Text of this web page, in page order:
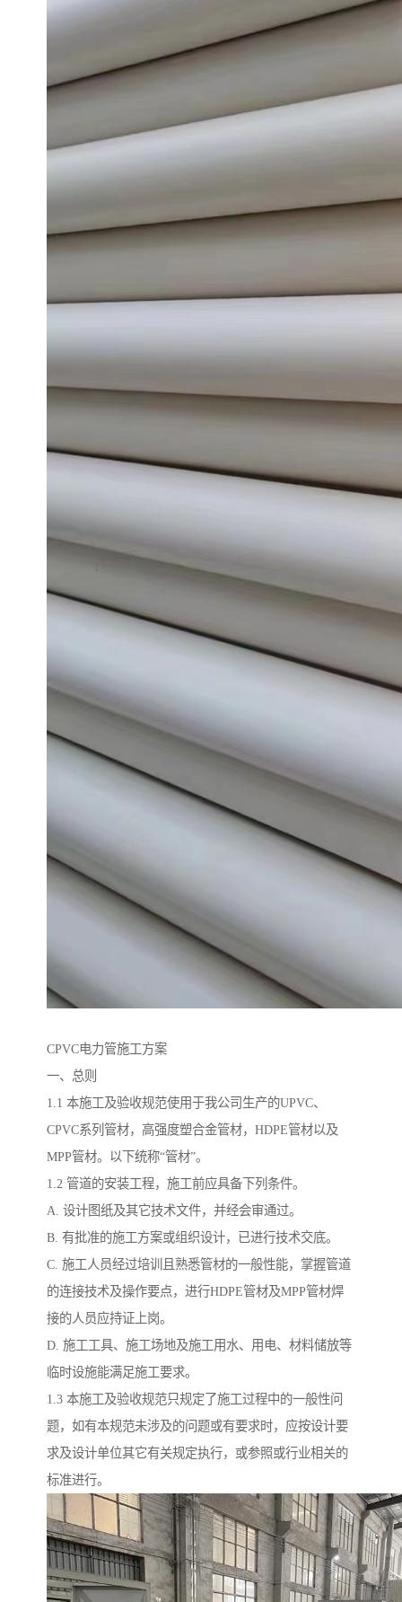
CPVC电力管施工方案
一、总则
1.1 本施工及验收规范使用于我公司生产的UPVC、
CPVC系列管材，高强度塑合金管材，HDPE管材以及
MPP管材。以下统称“管材”。
1.2 管道的安装工程，施工前应具备下列条件。
A. 设计图纸及其它技术文件，并经会审通过。
B. 有批准的施工方案或组织设计，已进行技术交底。
C. 施工人员经过培训且熟悉管材的一般性能，掌握管道
的连接技术及操作要点，进行HDPE管材及MPP管材焊
接的人员应持证上岗。
D. 施工工具、施工场地及施工用水、用电、材料储放等
临时设施能满足施工要求。
1.3 本施工及验收规范只规定了施工过程中的一般性问
题，如有本规范未涉及的问题或有要求时，应按设计要
求及设计单位其它有关规定执行，或参照或行业相关的
标准进行。